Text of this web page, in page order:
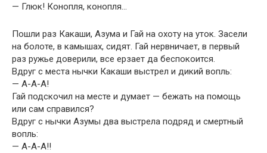
— Глюк! Конопля, конопля…
Пошли раз Какаши, Азума и Гай на охоту на уток. Засели
на болоте, в камышах, сидят. Гай нервничает, в первый
раз ружье доверили, все ерзает да беспокоится.
Вдруг с места нычки Какаши выстрел и дикий вопль:
— А-А-А!
Гай подскочил на месте и думает — бежать на помощь
или сам справился?
Вдруг с нычки Азумы два выстрела подряд и смертный
вопль:
— А-А-А!!